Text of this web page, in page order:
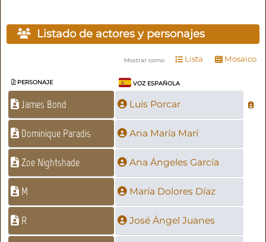
Listado de actores y personajes
Mostrar como Lista Mosaico
PERSONAJE VOZ ESPAÑOLA
James Bond Luis Porcar
Dominique Paradis Ana María Marí
Zoe Nightshade Ana Ángeles García
M María Dolores Díaz
R José Ángel Juanes